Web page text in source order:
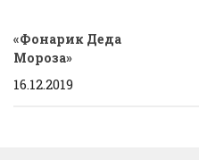
«Фонарик Деда
Мороза»
16.12.2019